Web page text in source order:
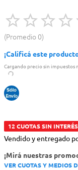
Promedio 0
¡Calificá este
Cargando precio sin impuestos
12 CUOTAS SIN INTERÉS
Vendido y entregado
¡Mirá nuestras
VER CUOTAS Y MEDIOS